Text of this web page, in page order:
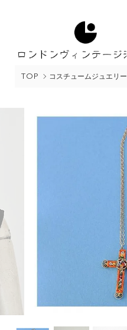
TOP コスチュームジュエリー